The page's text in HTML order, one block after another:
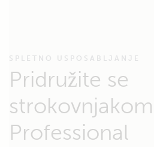
SPLETNO USPOSABLJANJE
Pridružite se
Professional